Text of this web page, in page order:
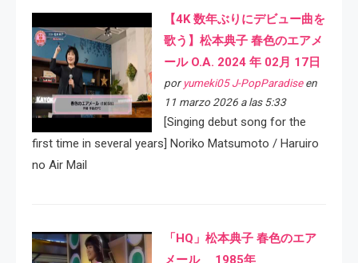
【4K 数年ぶりにデビュー曲を
歌う】松本典子 春色のエアメ
ール O.A. 2024 年 02月 17日
por yumeki05 J-PopParadiseen
11 marzo 2026 a las 5:33
[Singing debut song for the
first time in several years] Noriko Matsumoto / Haruiro
no Air Mail
「HQ」松本典子 春色のエア
メール 1985年